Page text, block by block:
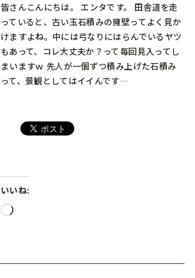
皆さんこんにちは。 エンタです。 田舎道を走
っていると、古い玉石積みの擁壁ってよく見か
けますよね。中には弓なりにはらんでいるヤツ
もあって、コレ大丈夫か？って毎回見入ってし
まいますｗ 先人が一個ずつ積み上げた石積み
って、景観としてはイイんです…
いいね:
読